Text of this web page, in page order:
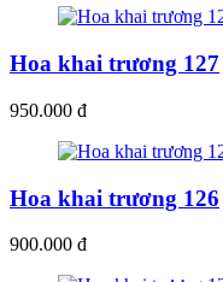
Hoa khai trương 127
950.000 đ
Hoa khai trương 126
900.000 đ